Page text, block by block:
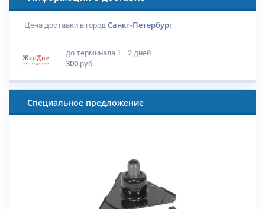
Цена доставки в городСанкт-Петербург
до терминала 1—2 дней
300 руб.
Специальное предложение